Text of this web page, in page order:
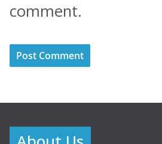
comment.